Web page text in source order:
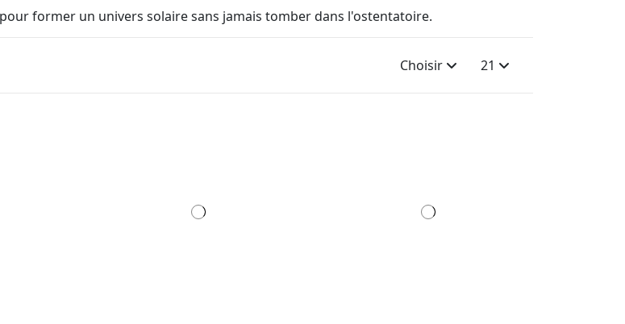
former un univers solaire sans jamais tomber dans l'ostentatoire.
Choisir 21